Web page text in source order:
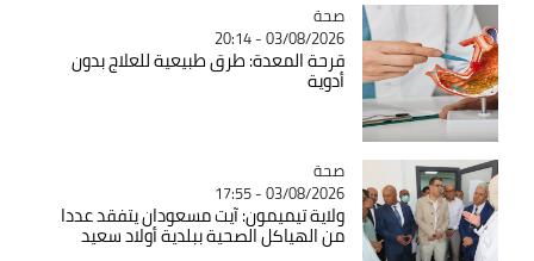
Catégorie
صحة
03/08/2026 - 20:14
قرحة المعدة: طرق طبيعية للعلاج بدون
أدوية
Catégorie
صحة
03/08/2026 - 17:55
ولاية تيميمون: آيت مسعودان يتفقد عددا
من الهياكل الصحية ببلدية أولاد سعيد